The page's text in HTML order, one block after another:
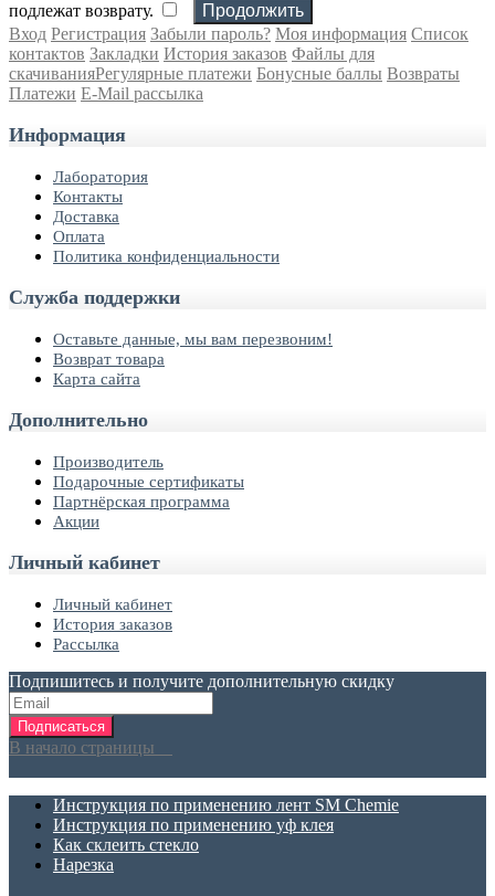
подлежат возврату.
Вход Регистрация Забыли пароль? Моя информация Список
контактов Закладки История заказов Файлы для
скачиванияРегулярные платежи Бонусные баллы Возвраты
Платежи E-Mail рассылка
Информация
Лаборатория
Контакты
Доставка
Оплата
Политика конфиденциальности
Служба поддержки
Оставьте данные, мы вам перезвоним!
Возврат товара
Карта сайта
Дополнительно
Производитель
Подарочные сертификаты
Партнёрская программа
Акции
Личный кабинет
Личный кабинет
История заказов
Рассылка
Подпишитесь и получите дополнительную скидку
Подписаться
В начало страницы
Инструкция по применению лент SM Chemie
Инструкция по применению уф клея
Как склеить стекло
Нарезка